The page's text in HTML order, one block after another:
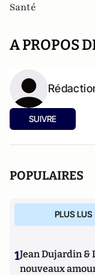
Santé
A PROPOS
SUIVRE
POPULAIRES
PLUS LUS
1Jean Dujardin
nouveaux